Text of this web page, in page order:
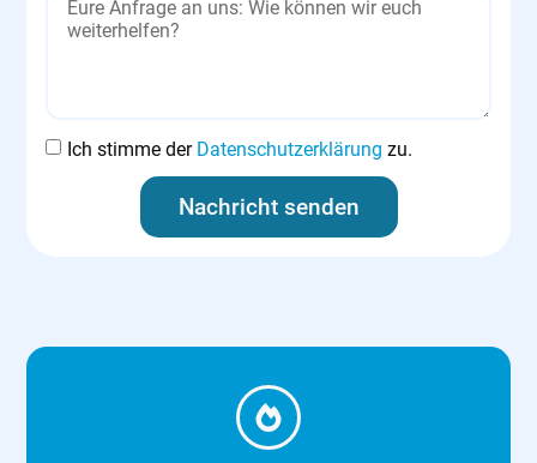
Ich stimme der Datenschutzerklärungzu.
Nachricht senden